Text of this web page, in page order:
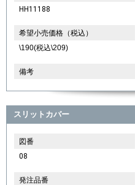
HH11188
希望小売価格（税込）
\190(税込\209)
備考
スリットカバー
図番
08
発注品番